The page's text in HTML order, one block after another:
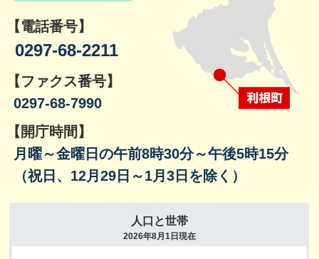
【電話番号】
0297-68-2211
【ファクス番号】
0297-68-7990
【開庁時間】
月曜～金曜日の午前8時30分～午後5時15分
（祝日、12月29日～1月3日を除く）